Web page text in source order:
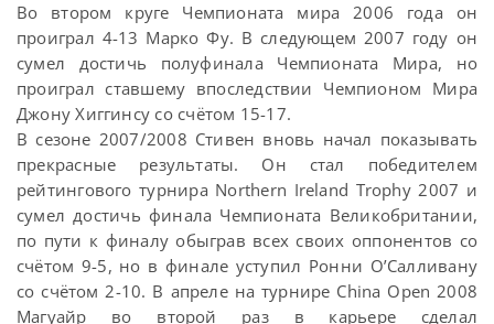
Во втором круге Чемпионата мира 2006 года он
проиграл 4-13 Марко Фу. В следующем 2007 году он
сумел достичь полуфинала Чемпионата Мира, но
проиграл ставшему впоследствии Чемпионом Мира
Джону Хиггинсу со счётом 15-17.
В сезоне 2007/2008 Стивен вновь начал показывать
прекрасные результаты. Он стал победителем
рейтингового турнира Northern Ireland Trophy 2007 и
сумел достичь финала Чемпионата Великобритании,
по пути к финалу обыграв всех своих оппонентов со
счётом 9-5, но в финале уступил Ронни О’Салливану
со счётом 2-10. В апреле на турнире China Open 2008
Магуайр во второй раз в карьере сделал